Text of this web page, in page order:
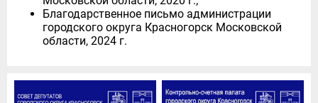
Благодарственное письмо администрации
городского округа Красногорск Московской
области, 2024 г.